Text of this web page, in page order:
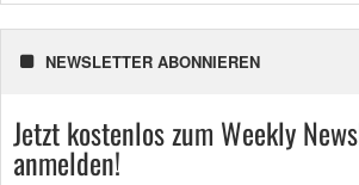
NEWSLETTER ABONNIEREN
Jetzt kostenlos zum Weekly
anmelden!